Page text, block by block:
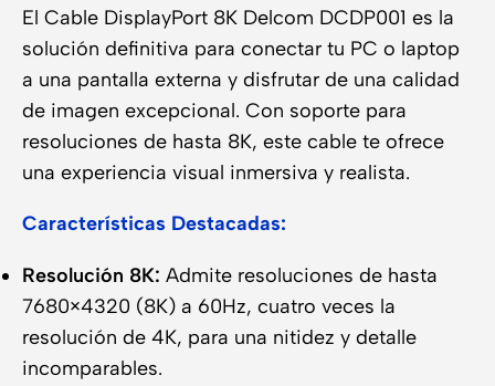
El Cable DisplayPort 8K Delcom DCDP001 es la
solución definitiva para conectar tu PC o laptop
a una pantalla externa y disfrutar de una calidad
de imagen excepcional. Con soporte para
resoluciones de hasta 8K, este cable te ofrece
una experiencia visual inmersiva y realista.
Características Destacadas:
Resolución 8K: Admite resoluciones de hasta
7680×4320 (8K) a 60Hz, cuatro veces la
resolución de 4K, para una nitidez y detalle
incomparables.